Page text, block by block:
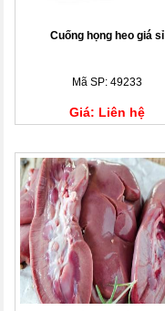
Cuống họng heo giá sỉ
Mã SP: 49233
Giá: Liên hệ